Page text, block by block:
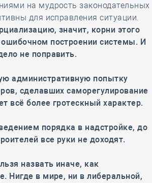
на мудрость законодательных
для исправления ситуации.
значит, корни этого
построении системы. И
не поправить.
административную попытку
сделавших саморегулирование
всё более гротескный характер.
порядка в надстройке, до
все руки не доходят.
назвать иначе, как
Нигде в мире, ни в либеральной,